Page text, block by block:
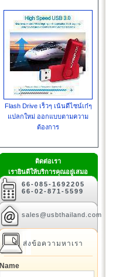
Flash Drive เร็วๆ เน้นดีไซน์เก๋ๆ
แปลกใหม่ ออกแบบตามความ
ต้องการ
ติดต่อเรา
เรายินดีให้บริการคุณอยู่เสมอ
66-085-1692205
66-02-871-5599
sales@usbthailand.com
ส่งข้อความหาเรา
Name